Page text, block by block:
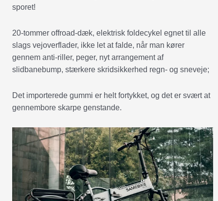
sporet!
20-tommer offroad-dæk, elektrisk foldecykel egnet til alle
slags vejoverflader, ikke let at falde, når man kører
gennem anti-riller, peger, nyt arrangement af
slidbanebump, stærkere skridsikkerhed regn- og sneveje;
Det importerede gummi er helt fortykket, og det er svært at
gennembore skarpe genstande.